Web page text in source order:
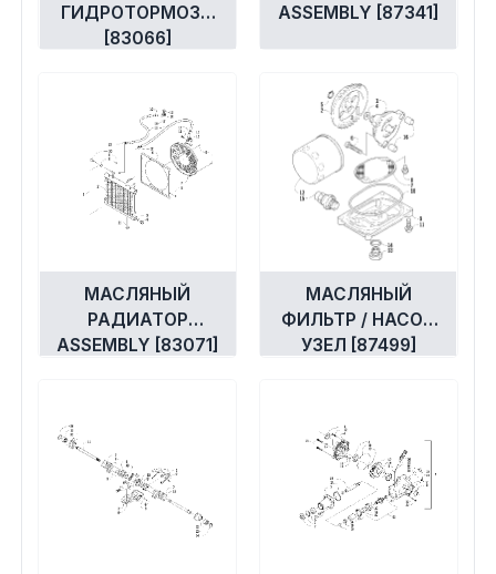
ГИДРОТОРМОЗА
[83066]
ASSEMBLY [87341]
МАСЛЯНЫЙ
РАДИАТОР
ASSEMBLY [83071]
МАСЛЯНЫЙ
ФИЛЬТР / НАСОС
УЗЕЛ [87499]